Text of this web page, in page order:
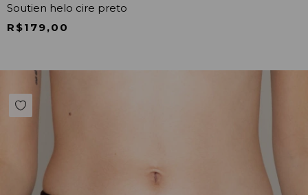
Soutien helo cire preto
R$179,00